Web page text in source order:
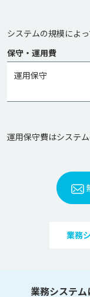
保守・運用費
運用保守
業務
業務システ